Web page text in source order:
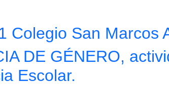
Colegio San Marcos
DE GÉNERO,
Escolar.